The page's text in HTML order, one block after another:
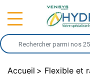
Accueil
Flexible et